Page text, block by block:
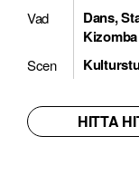
Vad
Dans,
Kizomba
Scen
HITTA
å
in
e
a